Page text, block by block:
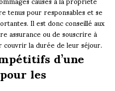
tenus pour responsables et se
Il est donc conseillé aux
assurance ou de souscrire à
la durée de leur séjour.
d’une
les